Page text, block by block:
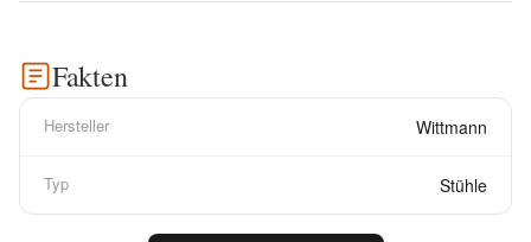
Fakten
Hersteller Wittmann
Typ Stühle